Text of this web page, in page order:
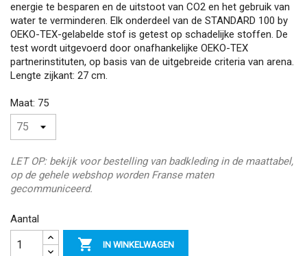
energie te besparen en de uitstoot van CO2 en het gebruik van
water te verminderen. Elk onderdeel van de STANDARD 100 by
OEKO-TEX-gelabelde stof is getest op schadelijke stoffen. De
test wordt uitgevoerd door onafhankelijke OEKO-TEX
partnerinstituten, op basis van de uitgebreide criteria van arena.
Lengte zijkant: 27 cm.
Maat: 75
LET OP: bekijk voor bestelling van badkleding in de maattabel,
op de gehele webshop worden Franse maten
gecommuniceerd.
Aantal
 IN WINKELWAGEN